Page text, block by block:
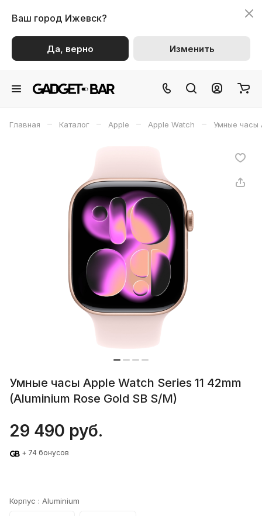
Ваш город Ижевск?
Да, верно Изменить
Главная – Каталог – Apple – Apple Watch – Умные часы
Умные часы Apple Watch Series 11 42mm
(Aluminium Rose Gold SB S/M)
29 490 руб.
+ 74 бонусов
Корпус : Aluminium